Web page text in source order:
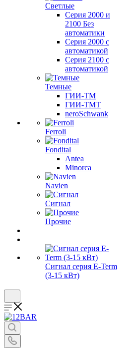
Светлые
Серия 2000 и
2100 Без
автоматики
Серия 2000 с
автоматикой
Серия 2100 с
автоматикой
Темные
ГИИ-ТМ
ГИИ-ТМТ
neroSchwank
Ferroli
Fondital
Antea
Minorca
Navien
Сигнал
Прочие
Сигнал серия E-Term
(3-15 кВт)